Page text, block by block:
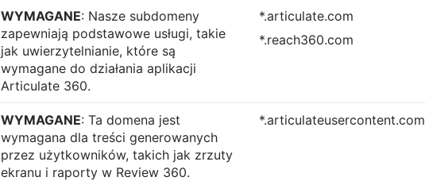
WYMAGANE: Nasze subdomeny
zapewniają podstawowe usługi, takie
jak uwierzytelnianie, które są
wymagane do działania aplikacji
Articulate 360.
*.articulate.com
*.reach360.com
WYMAGANE: Ta domena jest
wymagana dla treści generowanych
przez użytkowników, takich jak zrzuty
ekranu i raporty w Review 360.
*.articulateusercontent.com